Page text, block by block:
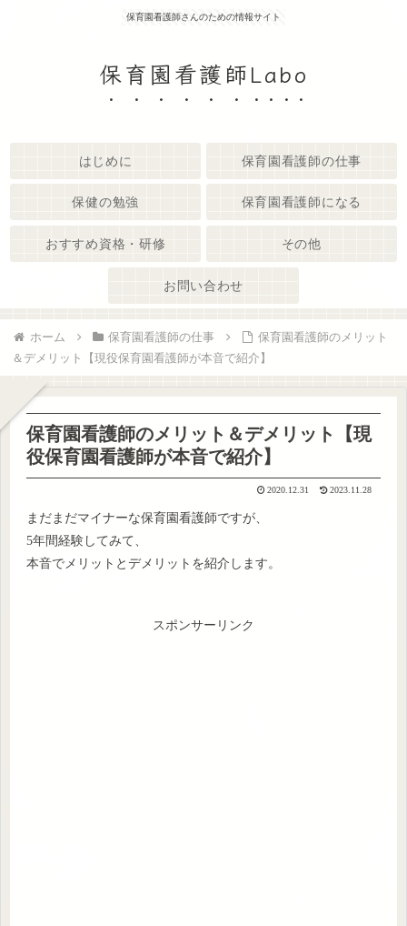
保育園看護師さんのための情報サイト
保育園看護師Labo
はじめに 保育園看護師の仕事
保健の勉強 保育園看護師になる
おすすめ資格・研修 その他
お問い合わせ
ホーム 保育園看護師の仕事
保育園看護師のメリット
＆デメリット【現役保育園看護師が本音で紹介】
保育園看護師のメリット＆デメリット【現
役保育園看護師が本音で紹介】
2020.12.31 2023.11.28
まだまだマイナーな保育園看護師ですが、
5年間経験してみて、
本音でメリットとデメリットを紹介します。
スポンサーリンク